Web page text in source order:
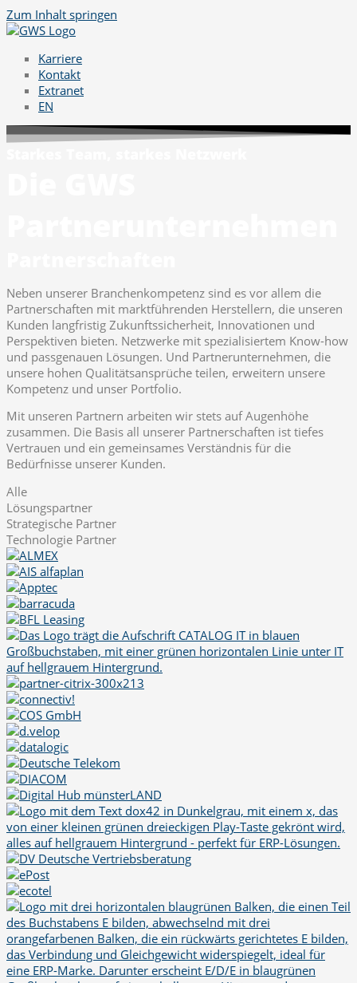
Zum Inhalt springen
Karriere
Kontakt
Extranet
EN
Neben unserer Branchenkompetenz sind es vor allem die
Partnerschaften mit marktführenden Herstellern, die unseren
Kunden langfristig Zukunftssicherheit, Innovationen und
Perspektiven bieten. Netzwerke mit spezialisiertem Know-how
und passgenauen Lösungen. Und Partnerunternehmen, die
unsere hohen Qualitätsansprüche teilen, erweitern unsere
Kompetenz und unser Portfolio.
Mit unseren Partnern arbeiten wir stets auf Augenhöhe
zusammen. Die Basis all unserer Partnerschaften ist tiefes
Vertrauen und ein gemeinsames Verständnis für die
Bedürfnisse unserer Kunden.
Alle
Lösungspartner
Strategische Partner
Technologie Partner